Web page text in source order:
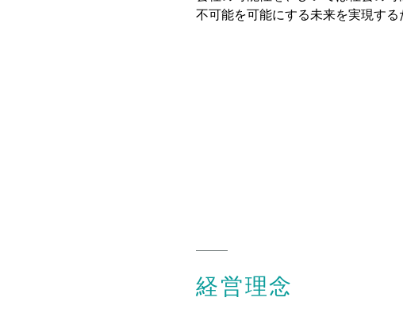
不可能を可能にする未来を実現する
経営理念